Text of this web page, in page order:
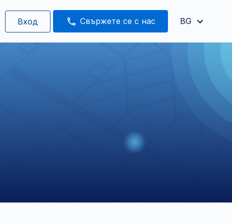
Вход Свържете се с нас BG